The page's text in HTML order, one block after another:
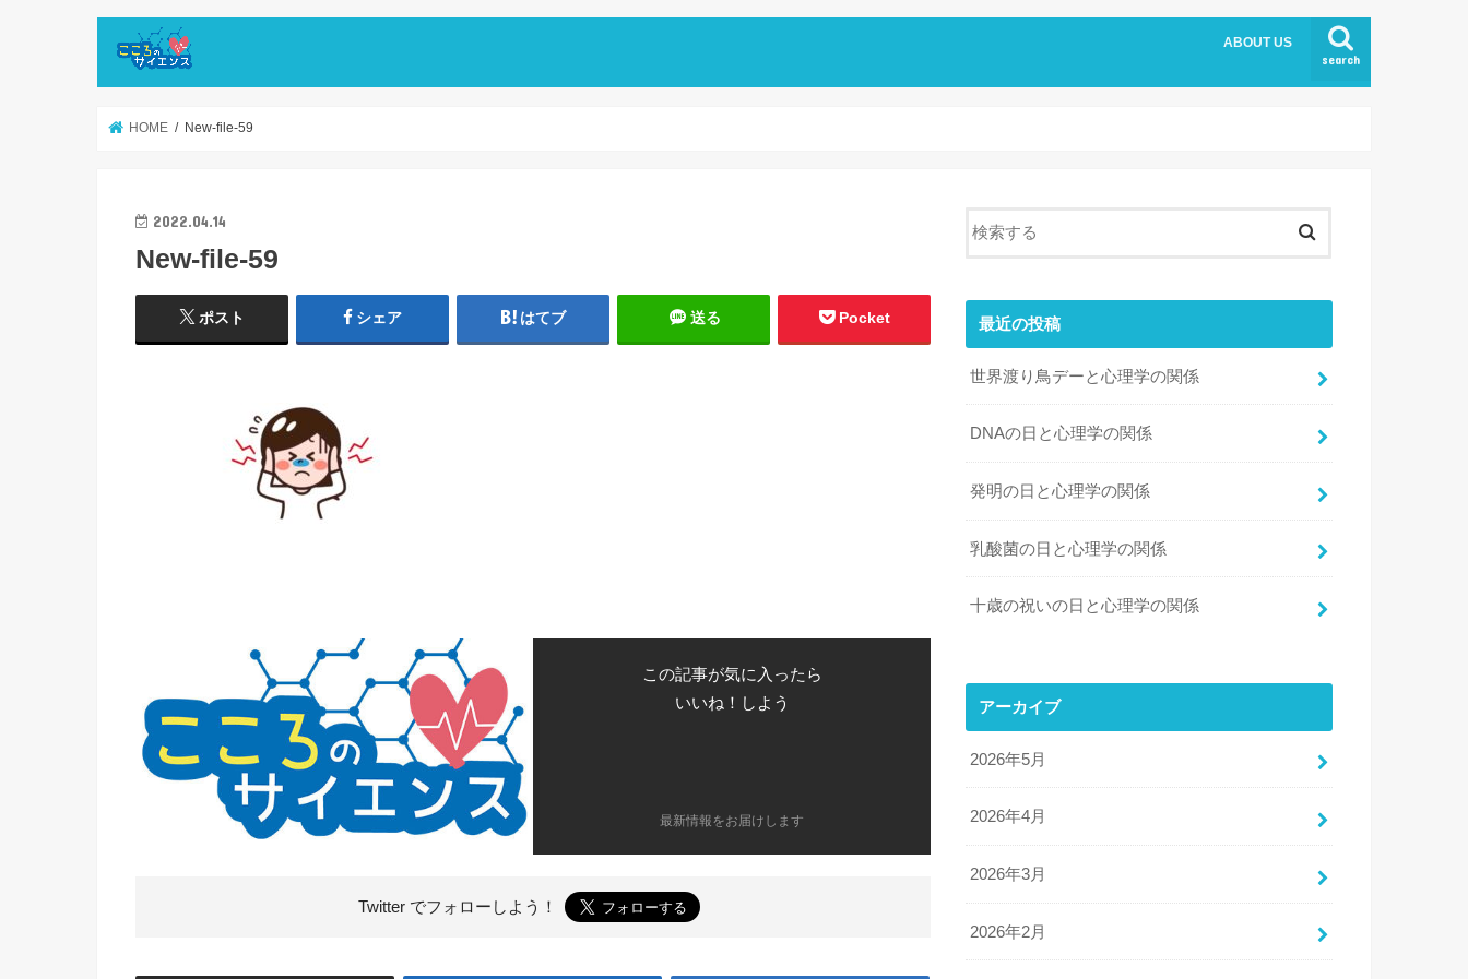
search
ABOUT US
HOME New-file-59
2022.04.14
New-file-59
ポスト シェア はてブ 送る Pocket
この記事が気に入ったら
いいね！しよう
最新情報をお届けします
Twitter でフォローしよう！
最近の投稿
世界渡り鳥デーと心理学の関係
DNAの日と心理学の関係
発明の日と心理学の関係
乳酸菌の日と心理学の関係
十歳の祝いの日と心理学の関係
アーカイブ
2026年5月
2026年4月
2026年3月
2026年2月